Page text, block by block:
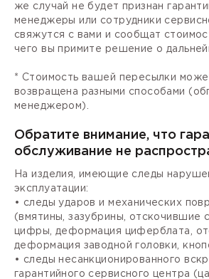
же случай не будет признан
менеджеры или сотрудники
свяжутся с вами и сообщат
чего вы примите решение о
* Стоимость вашей пересылки
возвращена разными способами
менеджером).
Обратите внимание, что
обслуживание не
На изделия, имеющие следы
эксплуатации:
• следы ударов и механических
(вмятины, зазубрины, отскочившие
цифры, деформация циферблата,
деформация заводной головки,
• следы несанкционированного
гарантийного сервисного центра